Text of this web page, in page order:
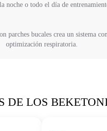
noche o todo el día de
parches bucales crea un sistema
optimización respiratoria.
DE LOS